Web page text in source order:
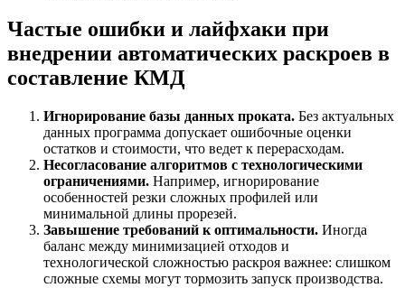
Частые ошибки и лайфхаки при
внедрении автоматических раскроев в
составление КМД
Игнорирование базы данных проката. Без актуальных
данных программа допускает ошибочные оценки
остатков и стоимости, что ведет к перерасходам.
Несогласование алгоритмов с технологическими
ограничениями. Например, игнорирование
особенностей резки сложных профилей или
минимальной длины прорезей.
Завышение требований к оптимальности. Иногда
баланс между минимизацией отходов и
технологической сложностью раскроя важнее: слишком
сложные схемы могут тормозить запуск производства.